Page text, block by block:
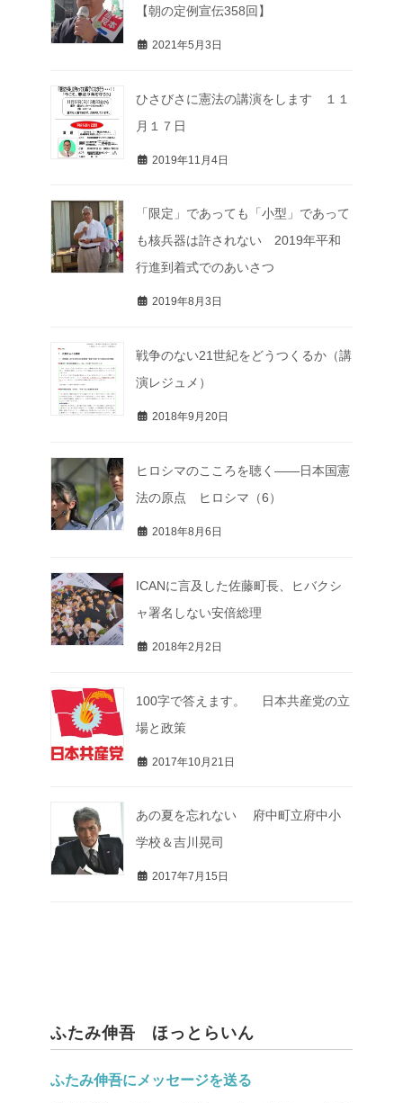
【朝の定例宣伝358回】
2021年5月3日
ひさびさに憲法の講演をします １１
月１７日
2019年11月4日
「限定」であっても「小型」であって
も核兵器は許されない 2019年平和
行進到着式でのあいさつ
2019年8月3日
戦争のない21世紀をどうつくるか（講
演レジュメ）
2018年9月20日
ヒロシマのこころを聴く――日本国憲
法の原点 ヒロシマ（6）
2018年8月6日
ICANに言及した佐藤町長、ヒバクシ
ャ署名しない安倍総理
2018年2月2日
100字で答えます。 日本共産党の立
場と政策
2017年10月21日
あの夏を忘れない 府中町立府中小
学校＆吉川晃司
2017年7月15日
ふたみ伸吾 ほっとらいん
ふたみ伸吾にメッセージを送る